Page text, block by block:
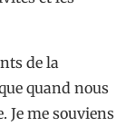
de la
quand nous
Je me souviens